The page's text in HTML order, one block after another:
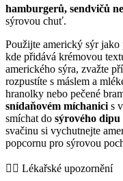
hamburgerů, sendvičů
sýrovou chuť.
Použijte americký sýr jako
kde přidává krémovou
amerického sýra, zvažte
rozpustíte s máslem a
hranolky nebo pečené
snídaňovém míchanici s
smíchat do sýrového dipu
svačinu si vychutnejte
popcornu pro sýrovou
👨‍⚕️️ Lékařské upozornění